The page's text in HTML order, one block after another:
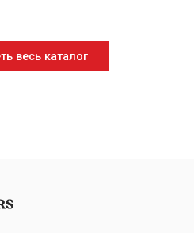
весь каталог